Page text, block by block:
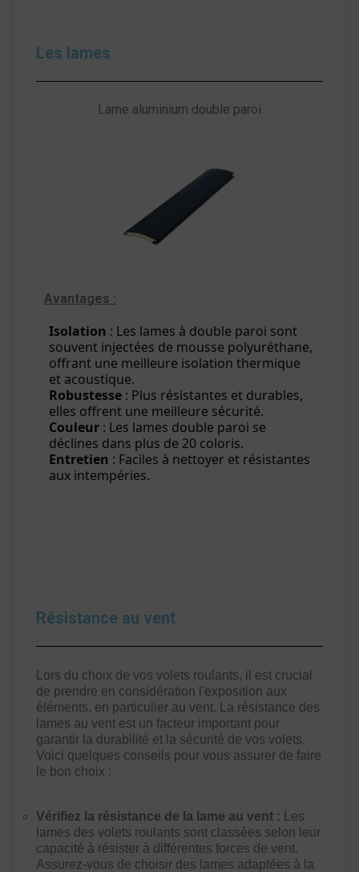
Les lames
Lame aluminium double paroi
Avantages :
Isolation : Les lames à double paroi sont
souvent injectées de mousse polyuréthane,
offrant une meilleure isolation thermique
et acoustique.
Robustesse : Plus résistantes et durables,
elles offrent une meilleure sécurité.
Couleur : Les lames double paroi se
déclines dans plus de 20 coloris.
Entretien : Faciles à nettoyer et résistantes
aux intempéries.
Résistance au vent
Lors du choix de vos volets roulants, il est crucial
de prendre en considération l'exposition aux
éléments, en particulier au vent. La résistance des
lames au vent est un facteur important pour
garantir la durabilité et la sécurité de vos volets.
Voici quelques conseils pour vous assurer de faire
le bon choix :
Vérifiez la résistance de la lame au vent : Les
lames des volets roulants sont classées selon leur
capacité à résister à différentes forces de vent.
Assurez-vous de choisir des lames adaptées à la